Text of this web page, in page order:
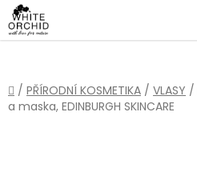
Přejít
na
obsah
Domů
/ PŘÍRODNÍ KOSMETIKA / VLASY /
a maska, EDINBURGH SKINCARE